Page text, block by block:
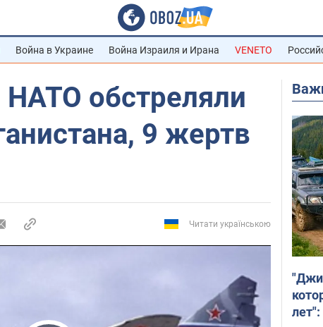
Война в Украине Война Израиля и Ирана VENETO
НАТО обстреляли
9 жертв
Читати українською